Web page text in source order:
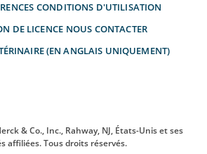
CONDITIONS D'UTILISATION
DE LICENCE NOUS CONTACTER
(EN ANGLAIS UNIQUEMENT)
& Co., Inc., Rahway, NJ, États-Unis et ses
affiliées. Tous droits réservés.